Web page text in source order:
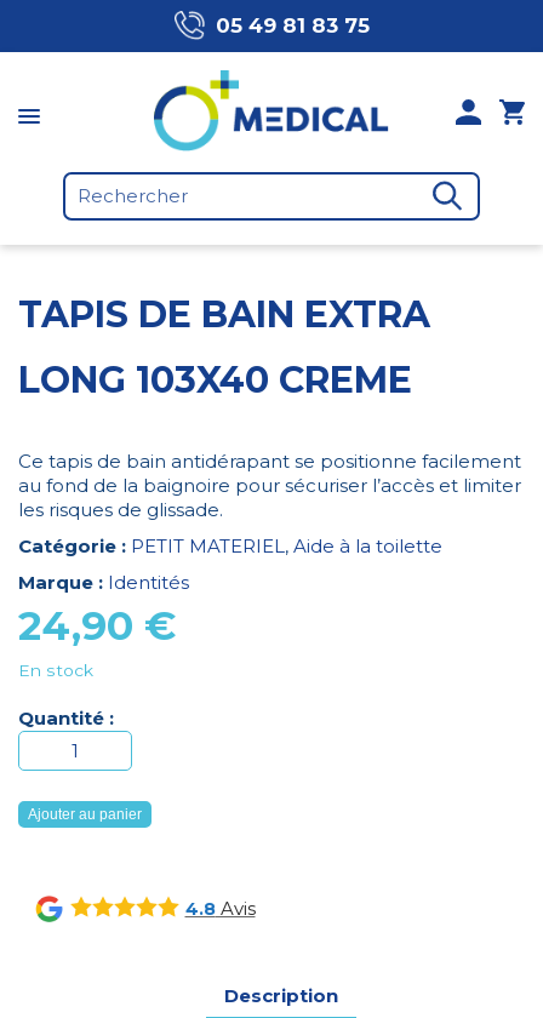
05 49 81 83 75
TAPIS DE BAIN EXTRA
LONG 103X40 CREME
Ce tapis de bain antidérapant se positionne facilement
au fond de la baignoire pour sécuriser l’accès et limiter
les risques de glissade.
Catégorie : PETIT MATERIEL , Aide à la toilette
Marque : Identités
24,90 €
En stock
Quantité :
quantité
de
TAPIS
DE
EXTRA
LONG
Ajouter au panier
4.8Avis
Description